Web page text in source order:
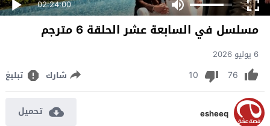
02:24:00
مسلسل في السابعة عشر الحلقة 6 مترجم
6 يوليو 2026
76
10 شارك تبليغ
esheeq تحميل